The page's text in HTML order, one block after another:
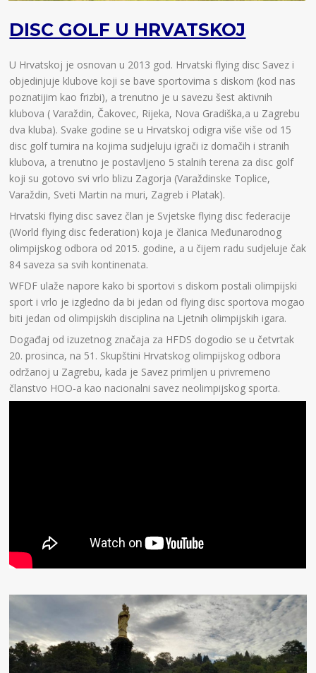
DISC GOLF U HRVATSKOJ
U Hrvatskoj je osnovan u 2013 god. Hrvatski flying disc Savez i
objedinjuje klubove koji se bave sportovima s diskom (kod nas
poznatijim kao frizbi), a trenutno je u savezu šest aktivnih
klubova ( Varaždin, Čakovec, Rijeka, Nova Gradiška,a u Zagrebu
dva kluba). Svake godine se u Hrvatskoj odigra više više od 15
disc golf turnira na kojima sudjeluju igrači iz domačih i stranih
klubova, a trenutno je postavljeno 5 stalnih terena za disc golf
koji su gotovo svi vrlo blizu Zagorja (Varaždinske Toplice,
Varaždin, Sveti Martin na muri, Zagreb i Platak).
Hrvatski flying disc savez član je Svjetske flying disc federacije
(World flying disc federation) koja je članica Međunarodnog
olimpijskog odbora od 2015. godine, a u čijem radu sudjeluje čak
84 saveza sa svih kontinenata.
WFDF ulaže napore kako bi sportovi s diskom postali olimpijski
sport i vrlo je izgledno da bi jedan od flying disc sportova mogao
biti jedan od olimpijskih disciplina na Ljetnih olimpijskih igara.
Događaj od izuzetnog značaja za HFDS dogodio se u četvrtak
20. prosinca, na 51. Skupštini Hrvatskog olimpijskog odbora
održanoj u Zagrebu, kada je Savez primljen u privremeno
članstvo HOO-a kao nacionalni savez neolimpijskog sporta.